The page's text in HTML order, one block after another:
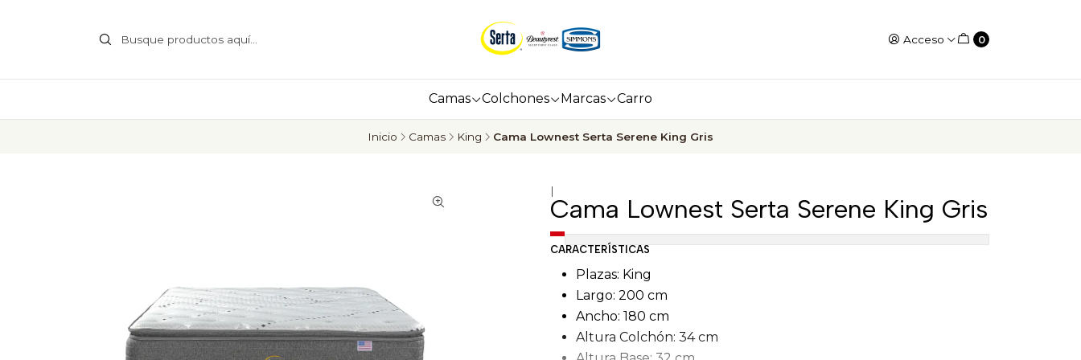
Acceso 0
Camas Colchones Marcas Carro
Inicio Camas King Cama Lownest Serta Serene King Gris
|
Cama Lownest Serta Serene King Gris
CARACTERÍSTICAS
Plazas: King
Largo: 200 cm
Ancho: 180 cm
Altura Colchón: 34 cm